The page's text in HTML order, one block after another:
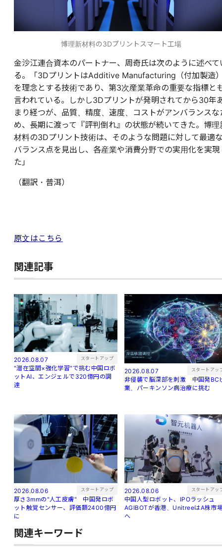
博理新材料の3Dプリントスマート工場
金沙江連合資本のパートナー、周奇氏は次のように述べて
る。「3DプリントはAdditive Manufacturing（付加製造
を理念とする技術であり、第3次産業革命の重要な指標と
言われている。しかし3Dプリントが発明されてから30年
まり経つが、品質、精度、速度、コストがアンバランスな
め、長期に渡って『評判倒れ』の状態が続いてきた。博理
材料の3Dプリント技術は、そのような問題に対して最適
バランス点を見出し、各産業や消費分野での実用化を実現
た」
（翻訳・普洱）
原文はこちら
関連記事
2026.08.07 スタートアップ
"潜在空間×強化学習"で挑む中国ロボ
ットAI、エンジェルで320億円の調
達
2026.08.07 スタートアッ
非侵襲で脳深部を刺激 中国発BCI
業、パーキンソン病治療に挑む
2026.08.06 スタートアップ
厚さ3mmの"人工皮膚" 中国発ロボ
ット触覚センサー、評価額2400億円
に
2026.08.06 スタートアッ
中国人型ロボット、IPOラッシュ
AGIBOTが香港、UnitreeはA株市
へ
関連キーワード